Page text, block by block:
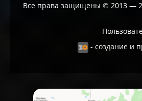
Все права защищены © 2013 —
- создание и